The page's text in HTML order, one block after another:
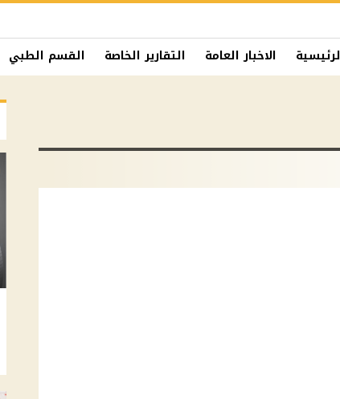
الاخبار العامة التقارير الخاصة القسم الطبي